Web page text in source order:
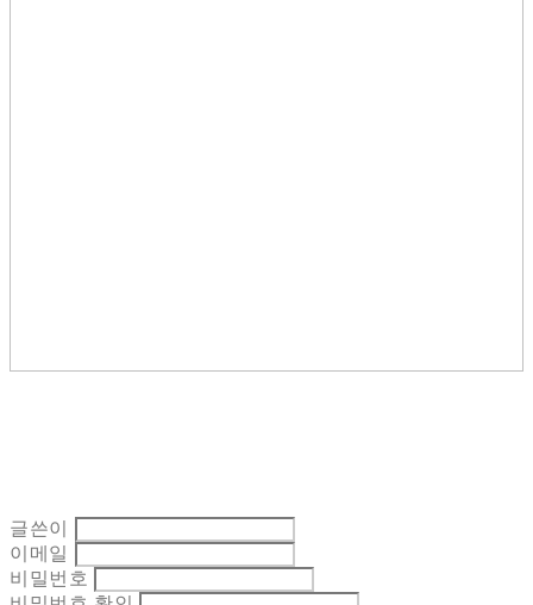
글쓴이
이메일
비밀번호